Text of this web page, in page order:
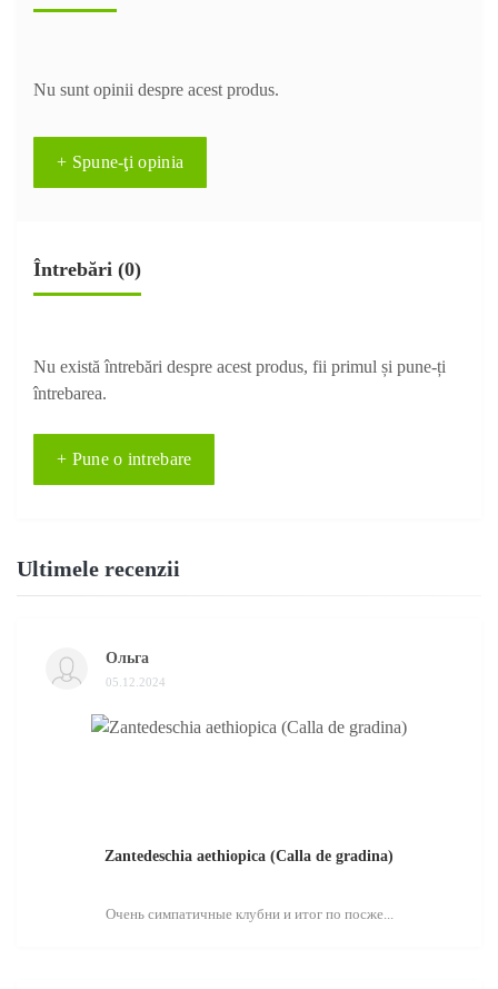
Nu sunt opinii despre acest produs.
+ Spune-ţi opinia
Întrebări (0)
Nu există întrebări despre acest produs, fii primul și pune-ți
întrebarea.
+ Pune o intrebare
Ultimele recenzii
Ольга
05.12.2024
Zantedeschia aethiopica (Calla de gradina)
Очень симпатичные клубни и итог по посже...